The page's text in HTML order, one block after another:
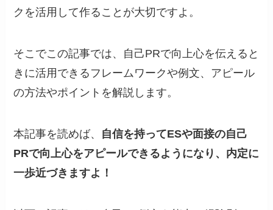
クを活用して作ることが大切ですよ。
そこでこの記事では、自己PRで向上心を伝えると
きに活用できるフレームワークや例文、アピール
の方法やポイントを解説します。
本記事を読めば、 自信を持ってESや面接の自己
PRで向上心をアピールできるようになり、内定に
一歩近づきますよ！